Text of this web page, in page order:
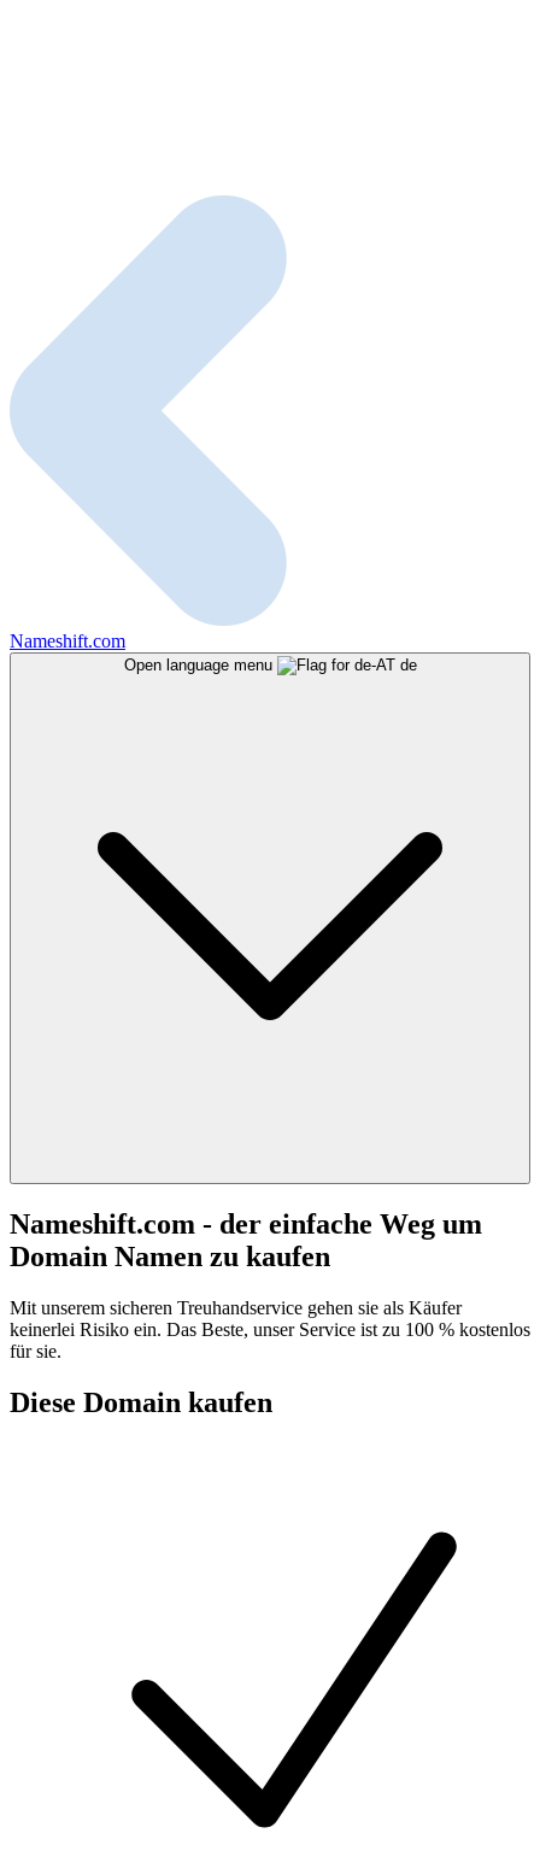
Nameshift.com
Open language menu de
Nameshift.com - der einfache Weg um
Domain Namen zu kaufen
Mit unserem sicheren Treuhandservice gehen sie als Käufer
keinerlei Risiko ein. Das Beste, unser Service ist zu 100 % kostenlos
für sie.
Diese Domain kaufen